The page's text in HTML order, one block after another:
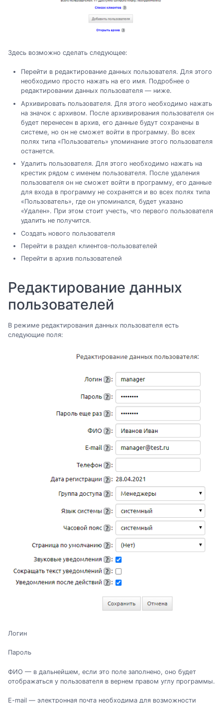
Здесь возможно сделать следующее:
Перейти в редактирование данных пользователя. Для этого
необходимо просто нажать на его имя. Подробнее о
редактировании данных пользователя — ниже.
Архивировать пользователя. Для этого необходимо нажать
на значок с архивом. После архивирования пользователя он
будет перенесен в архив, его данные будут сохранены в
системе, но он не сможет войти в программу. Во всех
полях типа «Пользователь» упоминание этого пользователя
останется.
Удалить пользователя. Для этого необходимо нажать на
крестик рядом с именем пользователя. После удаления
пользователя он не сможет войти в программу, его данные
для входа в программу не сохранятся и во всех полях типа
«Пользователь», где он упоминался, будет указано
«Удален». При этом стоит учесть, что первого пользователя
удалить не получится.
Создать нового пользователя
Перейти в раздел клиентов-пользователей
Перейти в архив пользователей
Редактирование данных
пользователей
В режиме редактирования данных пользователя есть
следующие поля:
Логин
Пароль
ФИО — в дальнейшем, если это поле заполнено, оно будет
отображаться у пользователя в вернем правом углу программы.
E-mail — электронная почта необходима для возможности